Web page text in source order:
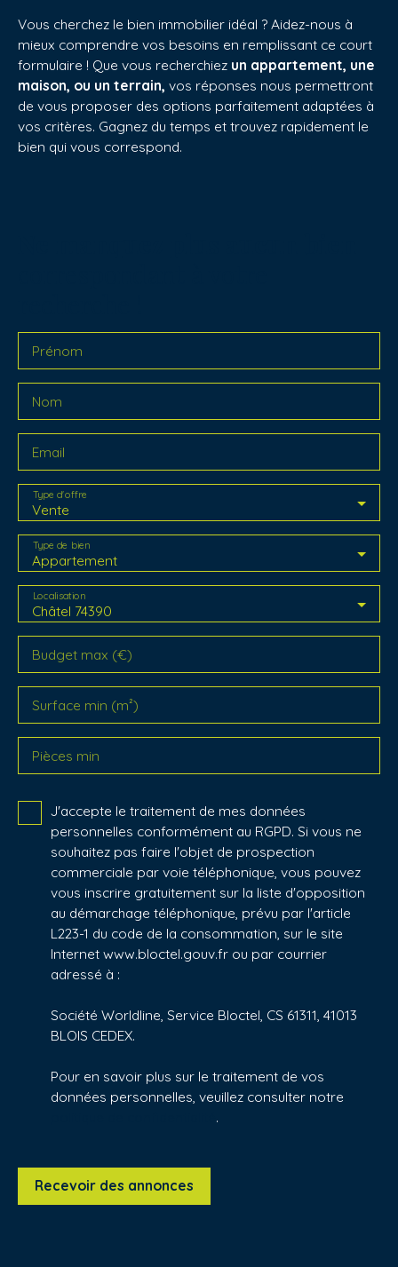
Vous cherchez le bien immobilier idéal ? Aidez-nous à
mieux comprendre vos besoins en remplissant ce court
formulaire ! Que vous recherchiez un appartement, une
maison, ou un terrain, vos réponses nous permettront
de vous proposer des options parfaitement adaptées à
vos critères. Gagnez du temps et trouvez rapidement le
bien qui vous correspond.
Prénom
Nom
Email
Vente
Type d'offre
Appartement
Type de bien
Châtel 74390
Localisation
Budget max (€)
Surface min (m²)
Pièces min
J'accepte le traitement de mes données
personnelles conformément au RGPD. Si vous ne
souhaitez pas faire l'objet de prospection
commerciale par voie téléphonique, vous pouvez
vous inscrire gratuitement sur la liste d'opposition
au démarchage téléphonique, prévu par l'article
L223-1 du code de la consommation, sur le site
Internet www.bloctel.gouv.fr ou par courrier
adressé à :
Société Worldline, Service Bloctel, CS 61311, 41013
BLOIS CEDEX.
Pour en savoir plus sur le traitement de vos
données personnelles, veuillez consulter notre
.
Recevoir des annonces